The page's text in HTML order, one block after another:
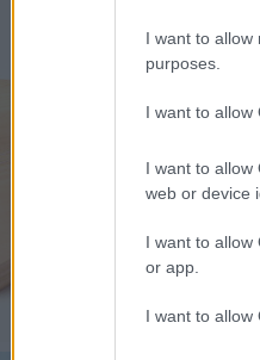
I want to allow
purposes.
I want to allow
I want to allow
web or device
I want to allow
or app.
I want to allow